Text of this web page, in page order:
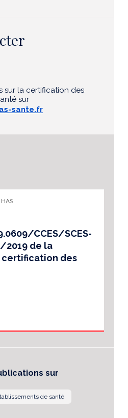
sur la certification des
sur
sante.fr
HAS
CCES/SCES-
2019 de la
certification des
sur
de santé